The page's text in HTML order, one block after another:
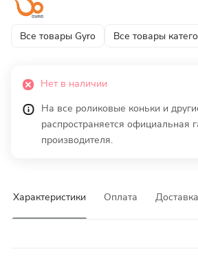
Все товары Gyro Все товары
Нет в наличии
На все роликовые коньки и
распространяется официальная
производителя.
Характеристики Оплата Доставка